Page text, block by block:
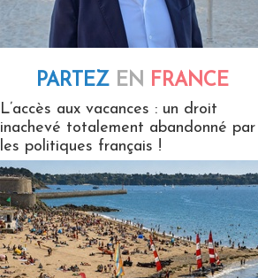
PARTEZ EN FRANCE
L’accès aux vacances : un droit
inachevé totalement abandonné par
les politiques français !